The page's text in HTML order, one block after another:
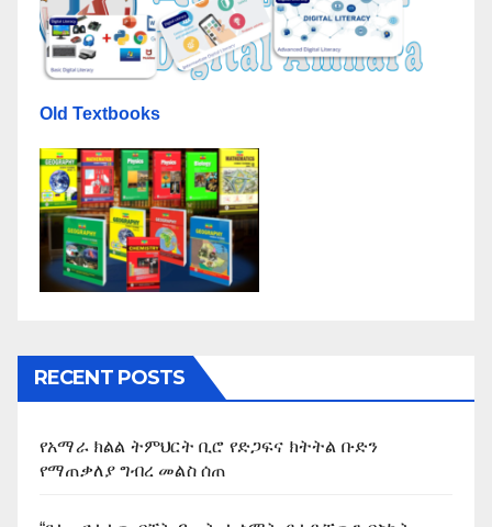
Old Textbooks
RECENT POSTS
የአማራ ክልል ትምህርት ቢሮ የድጋፍና ክትትል ቡድን
የማጠቃለያ ግብረ መልስ ሰጠ